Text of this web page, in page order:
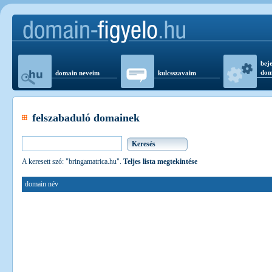
domain neveim kulcsszavaim
felszabaduló domainek
A keresett szó: "bringamatrica.hu". Teljes lista megtekintése
domain név